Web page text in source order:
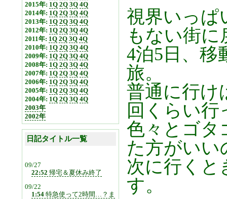
2015年: 1Q 2Q 3Q 4Q
2014年: 1Q 2Q 3Q 4Q
2013年: 1Q 2Q 3Q 4Q
2012年: 1Q 2Q 3Q 4Q
2011年: 1Q 2Q 3Q 4Q
2010年: 1Q 2Q 3Q 4Q
2009年: 1Q 2Q 3Q 4Q
2008年: 1Q 2Q 3Q 4Q
2007年: 1Q 2Q 3Q 4Q
2006年: 1Q 2Q 3Q 4Q
2005年: 1Q 2Q 3Q 4Q
2004年: 1Q 2Q 3Q 4Q
2003年
2002年
日記タイトル一覧
09/27
22:52 帰宅＆夏休み終了
09/22
1:54特急使って2時間…？ま
視界いっぱ
もない街
4泊5日、移
旅。
普通に行け
回くらい
色々とゴタ
た方がいい
次に行くと
す。